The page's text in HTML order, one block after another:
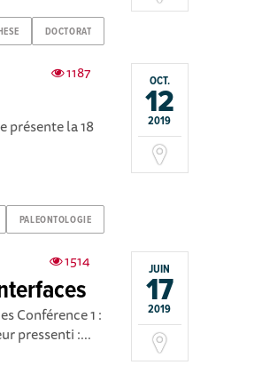
DOCTORAT
OCT.
12
2019
1187
présente la 18
PALEONTOLOGIE
JUIN
17
2019
1514
Conférence 1 :
pressenti :...